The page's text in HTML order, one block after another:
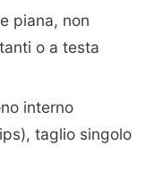
piana, non
o a testa
interno
taglio singolo